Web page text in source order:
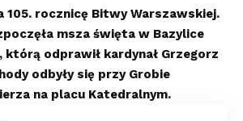
105. rocznicę Bitwy Warszawskiej.
msza święta w Bazylice
odprawił kardynał Grzegorz
odbyły się przy Grobie
na placu Katedralnym.